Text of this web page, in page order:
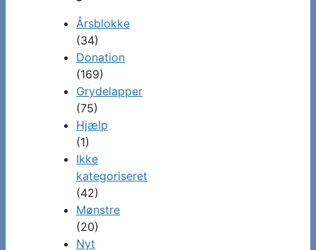
Årsblokke
(34)
Donation
(169)
Grydelapper
(75)
Hjælp
(1)
Ikke
kategoriseret
(42)
Mønstre
(20)
Nyt